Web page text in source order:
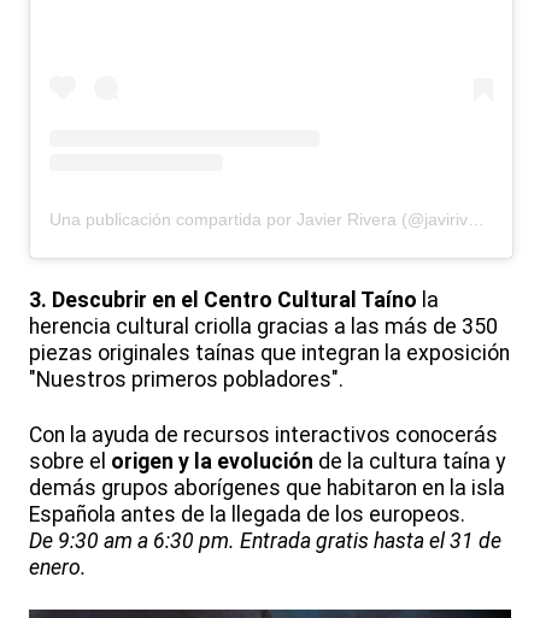
3. Descubrir en el Centro Cultural Taíno la
herencia cultural criolla gracias a las más de 350
piezas originales taínas que integran la exposición
"Nuestros primeros pobladores".
Con la ayuda de recursos interactivos conocerás
sobre el origen y la evolución de la cultura taína y
demás grupos aborígenes que habitaron en la isla
Española antes de la llegada de los europeos.
De 9:30 am a 6:30 pm. Entrada gratis hasta el 31 de
enero.